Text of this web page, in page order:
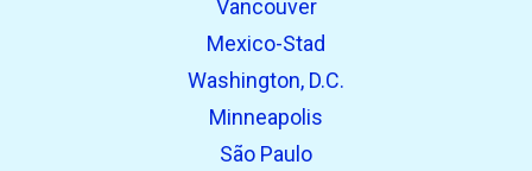
Vancouver
Mexico-Stad
Washington, D.C.
Minneapolis
São Paulo